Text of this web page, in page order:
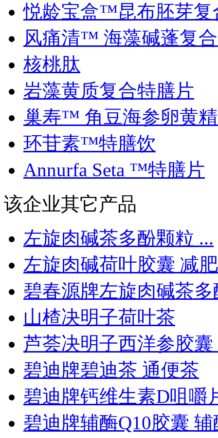
悦龄宝盒™昆布胚芽复
风痛清™ 海藻碱蓬复
核桃肽
岩藻黄质复合特膳片
巢寿™ 角豆海参卵黄
环苷素™特膳饮
Annurfa Seta ™特膳片
该企业其它产品
左旋肉碱茶多酚颗粒 ...
左旋肉碱荷叶胶囊 减
碧春源牌左旋肉碱茶多
山楂决明子荷叶茶
芦荟决明子西洋参胶囊
碧迪牌碧迪茶 通便茶
碧迪牌钙维生素D咀嚼
碧迪牌辅酶Q10胶囊 辅